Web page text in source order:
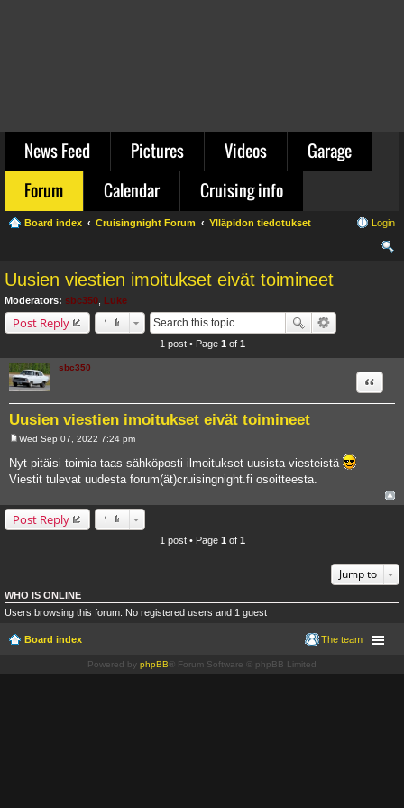
News Feed Pictures Videos
Garage
Forum
Calendar Cruising info
Board index Cruisingnight Forum Ylläpidon tiedotukset Login
Uusien viestien imoitukset eivät toimineet
Moderators: sbc350 Luke
Post Reply
1 post • Page 1 of 1
sbc350
Uusien viestien imoitukset eivät toimineet
Quote
s
t
Wed Sep 07, 2022 7:24 pm
Nyt pitäisi toimia taas sähköposti-ilmoitukset uusista viesteistä
Viestit tulevat uudesta forum(ät)cruisingnight.fi osoitteesta.
Post Reply
1 post • Page 1 of 1
Jump to
WHO IS ONLINE
Users browsing this forum: No registered users and 1 guest
Board index The team
Powered by phpBB ® Forum Software © phpBB Limited